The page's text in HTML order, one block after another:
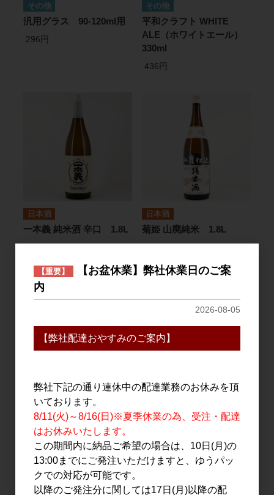
その他
汎用グラス 90-120ml用
296円
その他
平和クラフト WHITE
ALE（ホワイトエール）
330ml
436円
日本酒
一本義 純米酒 辛口 1.8L
日本酒
菊姫 山廃純米 1.8L
日本酒
Ohmine 大嶺 HANABI
CUP 100ml
450円
日本酒
Ohmine SAKURA CUP
100ml
450円
【重要】
【お盆休業】弊社休業日のご案
内
2026-08-05
【弊社配達おやすみのご案内】
弊社下記の通り連休中の配達業務のお休みを頂
いております。
8/11(火)～8/16(日)※夏季休業の為、受注・配達
はお休みいたします。
この期間内に納品ご希望の場合は、10日(月)の
13:00までにご発注いただけますと、ゆうパッ
クでの対応が可能です。
以降のご発注分に関しては17日(月)以降の配